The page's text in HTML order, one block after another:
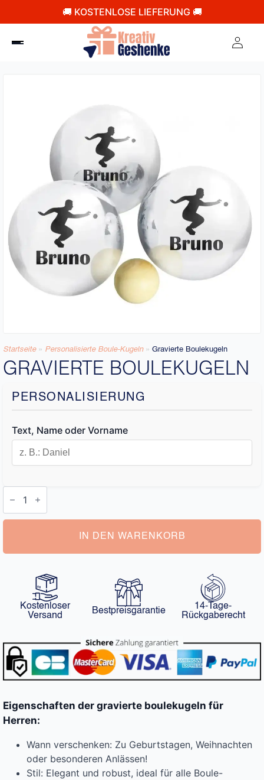
🚚 KOSTENLOSE LIEFERUNG 🚚
Startseite » Personalisierte Boule-Kugeln » Gravierte Boulekugeln
GRAVIERTE BOULEKUGELN
PERSONALISIERUNG
Text, Name oder Vorname
Gravierte
Boulekugeln
Menge
IN DEN WARENKORB
Kostenloser
Versand
Bestpreisgarantie
14-Tage-
Rückgaberecht
Eigenschaften der gravierte boulekugeln für
Herren:
Wann verschenken: Zu Geburtstagen, Weihnachten
oder besonderen Anlässen!
Stil: Elegant und robust, ideal für alle Boule-